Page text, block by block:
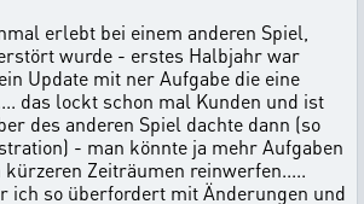
erlebt bei einem anderen Spiel,
wurde - erstes Halbjahr war
Update mit ner Aufgabe die eine
das lockt schon mal Kunden und ist
des anderen Spiel dachte dann (so
- man könnte ja mehr Aufgaben
Zeiträumen reinwerfen.....
ich so überfordert mit Änderungen und